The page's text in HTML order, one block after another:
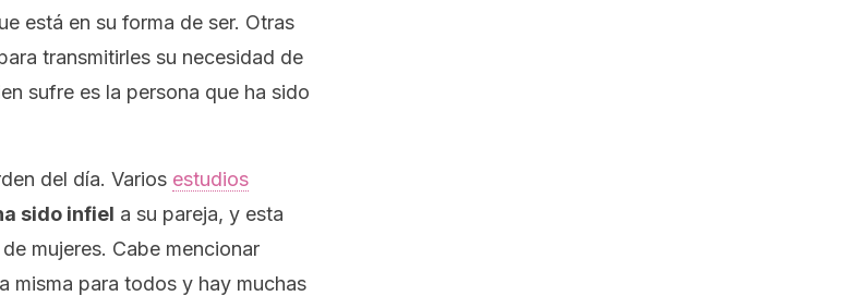
está en su forma de ser. Otras
transmitirles su necesidad de
sufre es la persona que ha sido
del día. Varios estudios
sido infiel a su pareja, y esta
mujeres. Cabe mencionar
misma para todos y hay muchas